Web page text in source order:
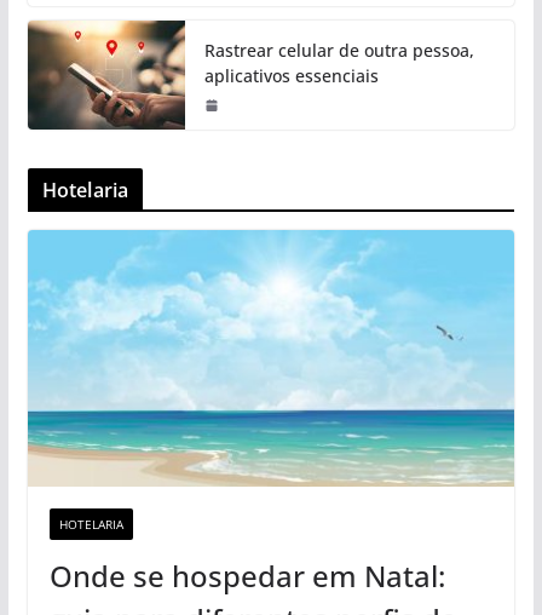
Rastrear celular de outra pessoa,
aplicativos essenciais
Hotelaria
HOTELARIA
Onde se hospedar em Natal: